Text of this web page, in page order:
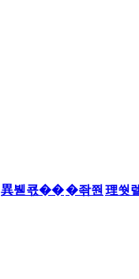
異붿쿇���좎쭨 理쒓